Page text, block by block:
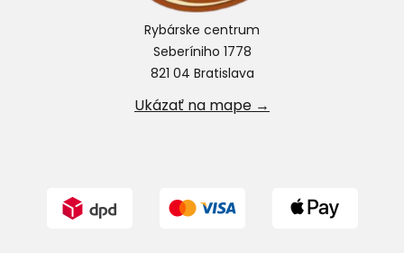
Rybárske centrum
Seberíniho 1778
821 04 Bratislava
Ukázať na mape →